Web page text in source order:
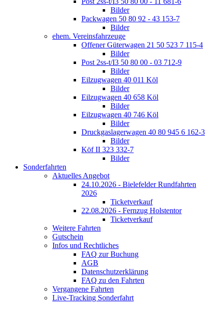
Bilder
Packwagen 50 80 92 - 43 153-7
Bilder
ehem. Vereinsfahrzeuge
Offener Güterwagen 21 50 523 7 115-4
Bilder
Post 2ss-t/I3 50 80 00 - 03 712-9
Bilder
Eilzugwagen 40 011 Köl
Bilder
Eilzugwagen 40 658 Köl
Bilder
Eilzugwagen 40 746 Köl
Bilder
Druckgaslagerwagen 40 80 945 6 162-3
Bilder
Köf II 323 332-7
Bilder
Sonderfahrten
Aktuelles Angebot
24.10.2026 - Bielefelder Rundfahrten
2026
Ticketverkauf
22.08.2026 - Fernzug Holstentor
Ticketverkauf
Weitere Fahrten
Gutschein
Infos und Rechtliches
FAQ zur Buchung
AGB
Datenschutzerklärung
FAQ zu den Fahrten
Vergangene Fahrten
Live-Tracking Sonderfahrt